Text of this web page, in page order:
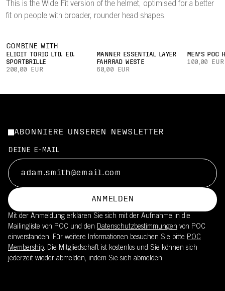
This is the Wide Fit version of the helmet, optimised for a better
fit on people with broader, rounder head shapes.
COMBINE WITH
ELICIT TORIC LTD. ED.
SPORTBRILLE
200,00 EUR
MÄNNER ESSENTIAL LAYER
FAHRRAD WESTE
60,00 EUR
MEN'S POC
100,00 EUR
ABONNIERE UNSEREN NEWSLETTER
DEINE E-MAIL
ANMELDEN
Mit der Anmeldung erklären Sie sich mit der Aufnahme in die
Mailingliste von POC und den Datenschutzbestimmungen von POC
einverstanden. Für weitere Informationen besuchen Sie bitte POC
Membership. Die Mitgliedschaft ist kostenlos und Sie können sich
jederzeit wieder abmelden, indem Sie sich abmelden.